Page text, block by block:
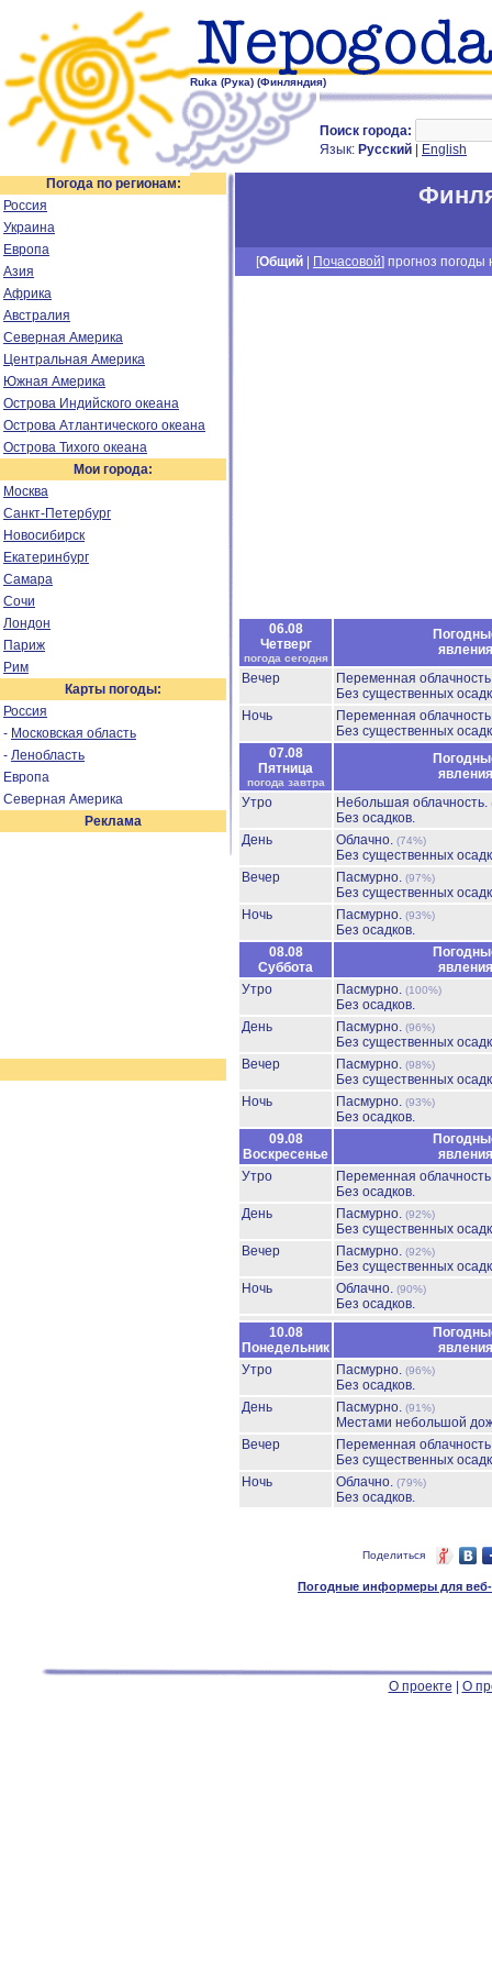
Ruka (Рука) (Финляндия)
Поиск города:
Язык: Русский English
Погода по регионам:
Россия
Украина
Европа
Азия
Африка
Австралия
Северная Америка
Центральная Америка
Южная Америка
Острова Индийского океана
Острова Атлантического океана
Острова Тихого океана
Мои города:
Москва
Санкт-Петербург
Новосибирск
Екатеринбург
Самара
Сочи
Лондон
Париж
Рим
Карты погоды:
Россия
- Московская область
- Ленобласть
Европа
Северная Америка
Реклама
[Общий Почасовой] прогноз погоды
06.08
Четверг
погода сегодня
явления
Вечер
Переменная
Без существенных
Ночь
Переменная
Без существенных
07.08
Пятница
погода завтра
явления
Утро
Небольшая облачность.
Без осадков.
День
Облачно. (74%)
Без существенных
Вечер
Пасмурно. (97%)
Без существенных
Ночь
Пасмурно. (93%)
Без осадков.
08.08
Суббота
явления
Утро
Пасмурно. (100%)
Без осадков.
День
Пасмурно. (96%)
Без существенных
Вечер
Пасмурно. (98%)
Без существенных
Ночь
Пасмурно. (93%)
Без осадков.
09.08
Воскресенье
явления
Утро
Переменная
Без осадков.
День
Пасмурно. (92%)
Без существенных
Вечер
Пасмурно. (92%)
Без существенных
Ночь
Облачно. (90%)
Без осадков.
10.08
Понедельник
явления
Утро
Пасмурно. (96%)
Без осадков.
День
Пасмурно. (91%)
Местами небольшой
Вечер
Переменная
Без существенных
Ночь
Облачно. (79%)
Без осадков.
Поделиться
Погодные информеры для веб-
О проекте О